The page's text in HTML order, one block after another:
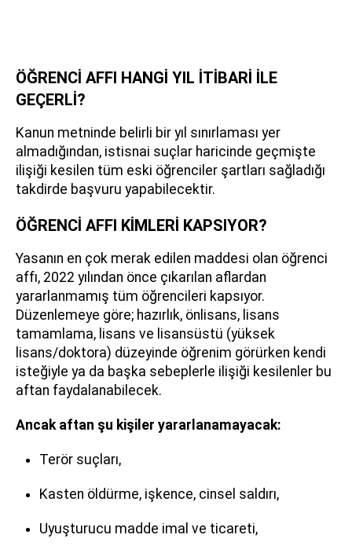
ÖĞRENCİ AFFI HANGİ YIL İTİBARİ İLE
GEÇERLİ?
Kanun metninde belirli bir yıl sınırlaması yer
almadığından, istisnai suçlar haricinde geçmişte
ilişiği kesilen tüm eski öğrenciler şartları sağladığı
takdirde başvuru yapabilecektir.
ÖĞRENCİ AFFI KİMLERİ KAPSIYOR?
Yasanın en çok merak edilen maddesi olan öğrenci
affı, 2022 yılından önce çıkarılan aflardan
yararlanmamış tüm öğrencileri kapsıyor.
Düzenlemeye göre; hazırlık, önlisans, lisans
tamamlama, lisans ve lisansüstü (yüksek
lisans/doktora) düzeyinde öğrenim görürken kendi
isteğiyle ya da başka sebeplerle ilişiği kesilenler bu
aftan faydalanabilecek.
Ancak aftan şu kişiler yararlanamayacak:
Terör suçları,
Kasten öldürme, işkence, cinsel saldırı,
Uyuşturucu madde imal ve ticareti,